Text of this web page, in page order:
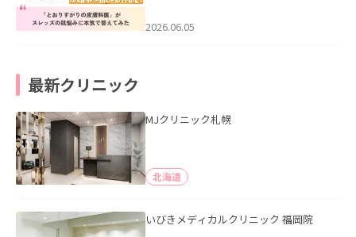
2026.06.05
最新クリニック
MJクリニック札幌
北海道
いびきメディカルクリニック 福岡院